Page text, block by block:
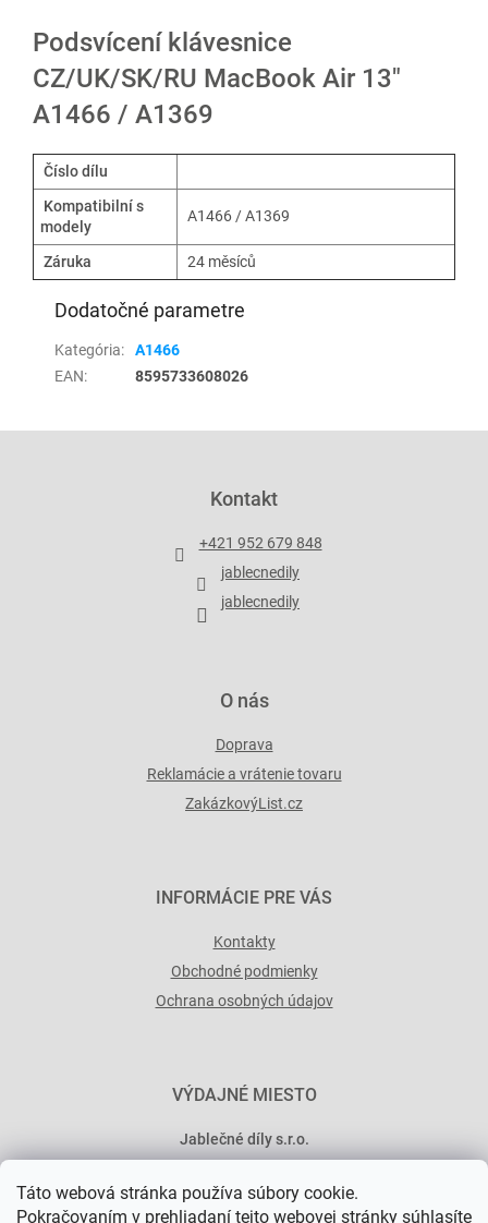
Táto webová stránka používa súbory cookie.
Pokračovaním v prehliadaní tejto webovej stránky súhlasíte
Podsvícení klávesnice
CZ/UK/SK/RU MacBook Air 13"
A1466 / A1369
Číslo dílu
Kompatibilní s
modely
A1466 / A1369
Záruka 24 měsíců
Dodatočné parametre
Kategória:
A1466
EAN: 8595733608026
Kontakt
+421 952 679 848
jablecnedily
jablecnedily
O nás
Doprava
Reklamácie a vrátenie tovaru
ZakázkovýList.cz
INFORMÁCIE PRE VÁS
Kontakty
Obchodné podmienky
Ochrana osobných údajov
VÝDAJNÉ MIESTO
Jablečné díly s.r.o.
101 00 Praha 10